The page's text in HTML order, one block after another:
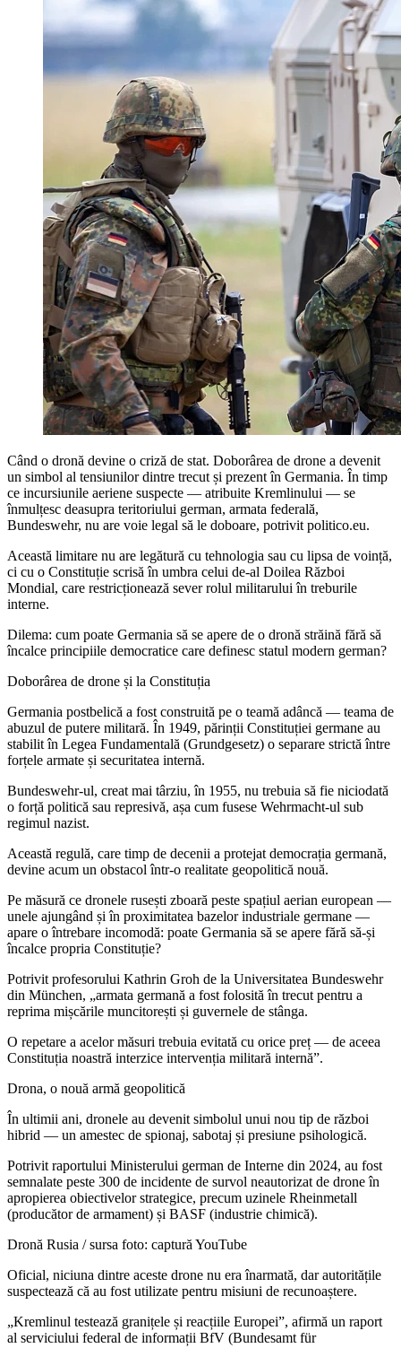
Când o dronă devine o criză de stat. Doborârea de drone a devenit
un simbol al tensiunilor dintre trecut și prezent în Germania. În timp
ce incursiunile aeriene suspecte — atribuite Kremlinului — se
înmulțesc deasupra teritoriului german, armata federală,
Bundeswehr, nu are voie legal să le doboare, potrivit politico.eu.
Această limitare nu are legătură cu tehnologia sau cu lipsa de voință,
ci cu o Constituție scrisă în umbra celui de-al Doilea Război
Mondial, care restricționează sever rolul militarului în treburile
interne.
Dilema: cum poate Germania să se apere de o dronă străină fără să
încalce principiile democratice care definesc statul modern german?
Doborârea de drone și la Constituția
Germania postbelică a fost construită pe o teamă adâncă — teama de
abuzul de putere militară. În 1949, părinții Constituției germane au
stabilit în Legea Fundamentală (Grundgesetz) o separare strictă între
forțele armate și securitatea internă.
Bundeswehr-ul, creat mai târziu, în 1955, nu trebuia să fie niciodată
o forță politică sau represivă, așa cum fusese Wehrmacht-ul sub
regimul nazist.
Această regulă, care timp de decenii a protejat democrația germană,
devine acum un obstacol într-o realitate geopolitică nouă.
Pe măsură ce dronele rusești zboară peste spațiul aerian european —
unele ajungând și în proximitatea bazelor industriale germane —
apare o întrebare incomodă: poate Germania să se apere fără să-și
încalce propria Constituție?
Potrivit profesorului Kathrin Groh de la Universitatea Bundeswehr
din München, „armata germană a fost folosită în trecut pentru a
reprima mișcările muncitorești și guvernele de stânga.
O repetare a acelor măsuri trebuia evitată cu orice preț — de aceea
Constituția noastră interzice intervenția militară internă”.
Drona, o nouă armă geopolitică
În ultimii ani, dronele au devenit simbolul unui nou tip de război
hibrid — un amestec de spionaj, sabotaj și presiune psihologică.
Potrivit raportului Ministerului german de Interne din 2024, au fost
semnalate peste 300 de incidente de survol neautorizat de drone în
apropierea obiectivelor strategice, precum uzinele Rheinmetall
(producător de armament) și BASF (industrie chimică).
Dronă Rusia / sursa foto: captură YouTube
Oficial, niciuna dintre aceste drone nu era înarmată, dar autoritățile
suspectează că au fost utilizate pentru misiuni de recunoaștere.
„Kremlinul testează granițele și reacțiile Europei”, afirmă un raport
al serviciului federal de informații BfV (Bundesamt für